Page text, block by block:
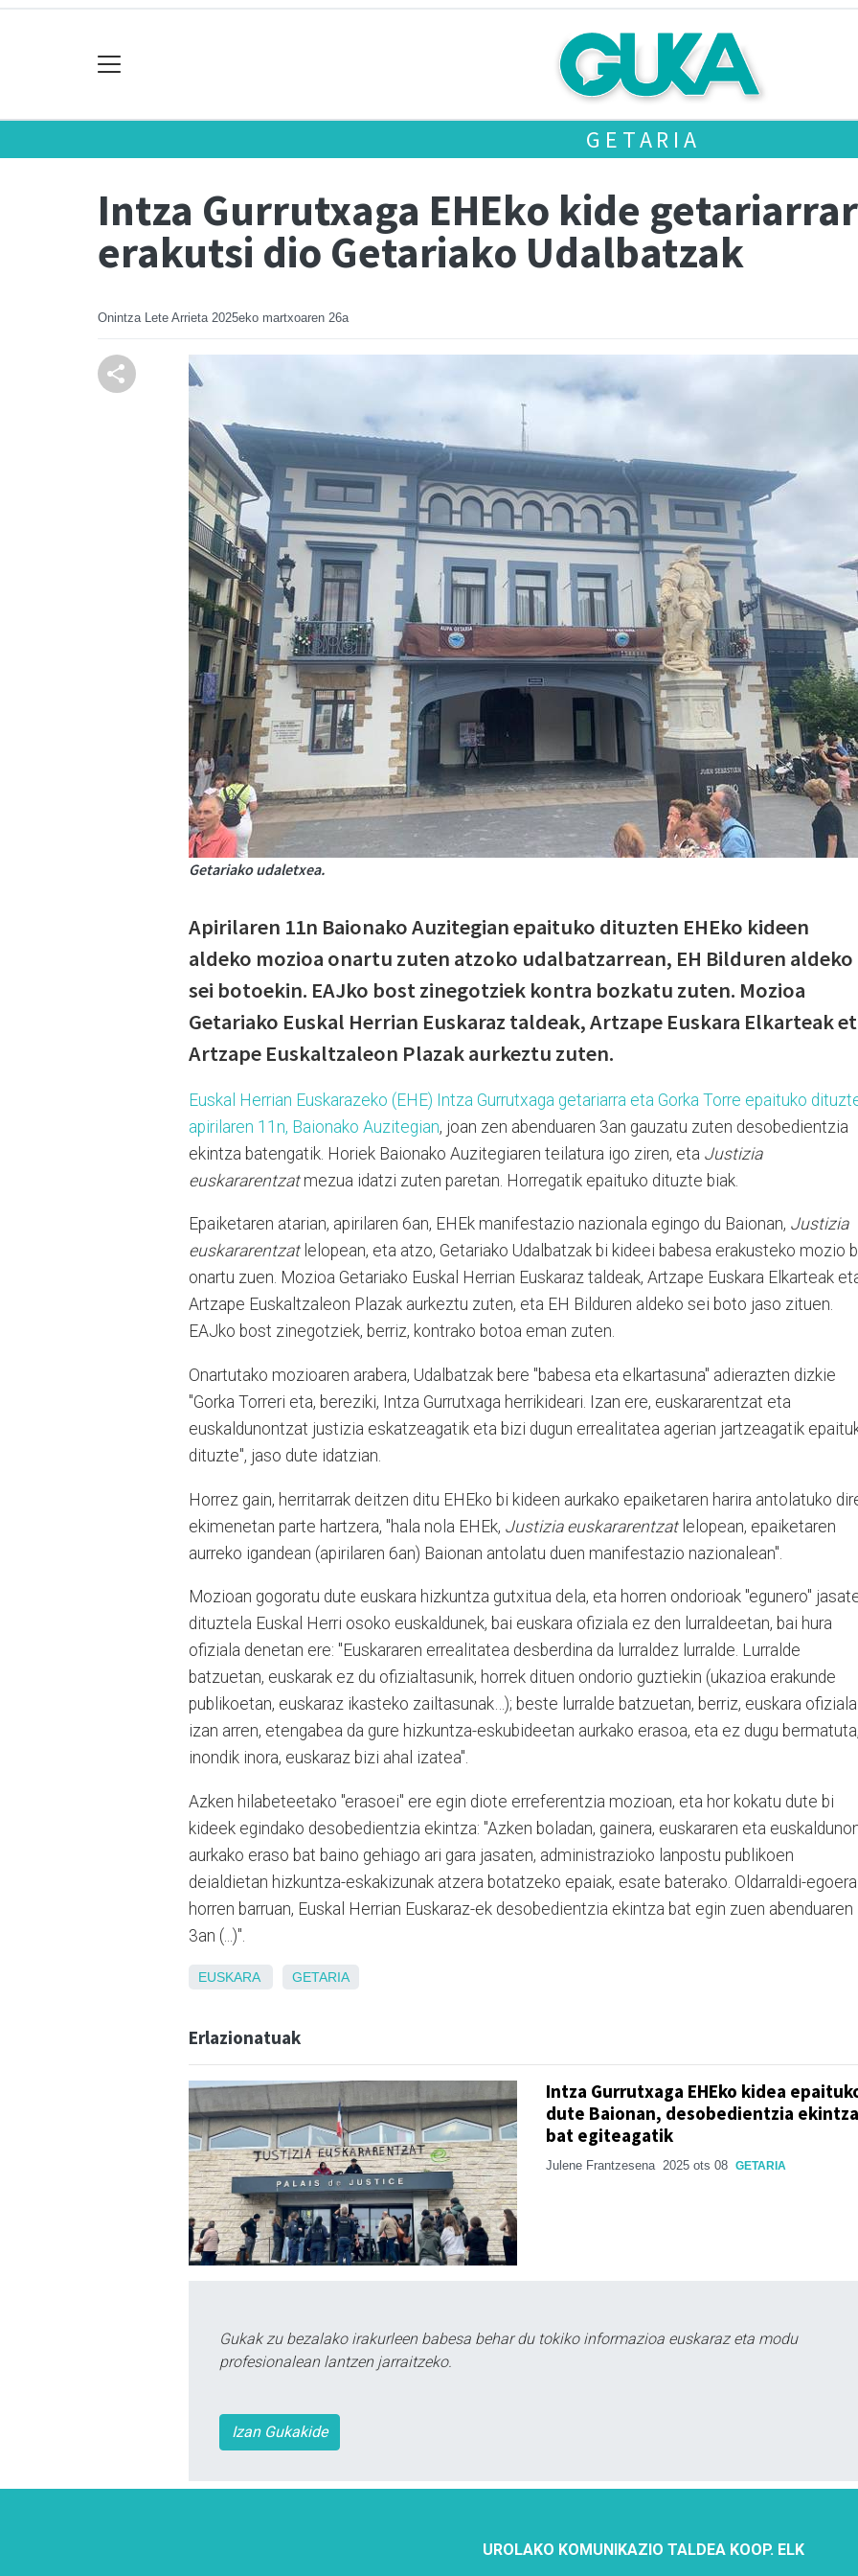
GETARIA
Intza Gurrutxaga EHEko kide
erakutsi dio Getariako Udalbatzak
Onintza Lete Arrieta 2025eko martxoaren 26a
Getariako udaletxea.
Apirilaren 11n Baionako Auzitegian epaituko dituzten EHEko kideen
aldeko mozioa onartu zuten atzoko udalbatzarrean, EH Bilduren aldeko
sei botoekin. EAJko bost zinegotziek kontra bozkatu zuten. Mozioa
Getariako Euskal Herrian Euskaraz taldeak, Artzape Euskara Elkarteak
Artzape Euskaltzaleon Plazak aurkeztu zuten.
Euskal Herrian Euskarazeko (EHE) Intza Gurrutxaga getariarra eta Gorka Torre epaituko
apirilaren 11n, Baionako Auzitegian, joan zen abenduaren 3an gauzatu zuten desobedientzia
ekintza batengatik. Horiek Baionako Auzitegiaren teilatura igo ziren, eta Justizia
euskararentzatmezua idatzi zuten paretan. Horregatik epaituko dituzte biak.
Epaiketaren atarian, apirilaren 6an, EHEk manifestazio nazionala egingo du Baionan, Justizia
euskararentzatlelopean, eta atzo, Getariako Udalbatzak bi kideei babesa erakusteko mozio
onartu zuen. Mozioa Getariako Euskal Herrian Euskaraz taldeak, Artzape Euskara Elkarteak
Artzape Euskaltzaleon Plazak aurkeztu zuten, eta EH Bilduren aldeko sei boto jaso zituen.
EAJko bost zinegotziek, berriz, kontrako botoa eman zuten.
Onartutako mozioaren arabera, Udalbatzak bere "babesa eta elkartasuna" adierazten dizkie
"Gorka Torreri eta, bereziki, Intza Gurrutxaga herrikideari. Izan ere, euskararentzat eta
euskaldunontzat justizia eskatzeagatik eta bizi dugun errealitatea agerian jartzeagatik
dituzte", jaso dute idatzian.
Horrez gain, herritarrak deitzen ditu EHEko bi kideen aurkako epaiketaren harira antolatuko
ekimenetan parte hartzera, "hala nola EHEk, Justizia euskararentzatlelopean, epaiketaren
aurreko igandean (apirilaren 6an) Baionan antolatu duen manifestazio nazionalean".
Mozioan gogoratu dute euskara hizkuntza gutxitua dela, eta horren ondorioak "egunero"
dituztela Euskal Herri osoko euskaldunek, bai euskara ofiziala ez den lurraldeetan, bai hura
ofiziala denetan ere: "Euskararen errealitatea desberdina da lurraldez lurralde. Lurralde
batzuetan, euskarak ez du ofizialtasunik, horrek dituen ondorio guztiekin (ukazioa erakunde
publikoetan, euskaraz ikasteko zailtasunak…); beste lurralde batzuetan, berriz, euskara ofiziala
izan arren, etengabea da gure hizkuntza-eskubideetan aurkako erasoa, eta ez dugu bermatuta,
inondik inora, euskaraz bizi ahal izatea".
Azken hilabeteetako "erasoei" ere egin diote erreferentzia mozioan, eta hor kokatu dute bi
kideek egindako desobedientzia ekintza: "Azken boladan, gainera, euskararen eta
aurkako eraso bat baino gehiago ari gara jasaten, administrazioko lanpostu publikoen
deialdietan hizkuntza-eskakizunak atzera botatzeko epaiak, esate baterako. Oldarraldi-egoera
horren barruan, Euskal Herrian Euskaraz-ek desobedientzia ekintza bat egin zuen abenduaren
3an (...)".
EUSKARA GETARIA
Erlazionatuak
Intza Gurrutxaga EHEko kidea
dute Baionan, desobedientzia ekintza
bat egiteagatik
Julene Frantzesena 2025 ots 08 GETARIA
Gukak zu bezalako irakurleen babesa behar du tokiko informazioa euskaraz eta modu
profesionalean lantzen jarraitzeko.
Izan Gukakide
UROLAKO KOMUNIKAZIO TALDEA KOOP. ELK